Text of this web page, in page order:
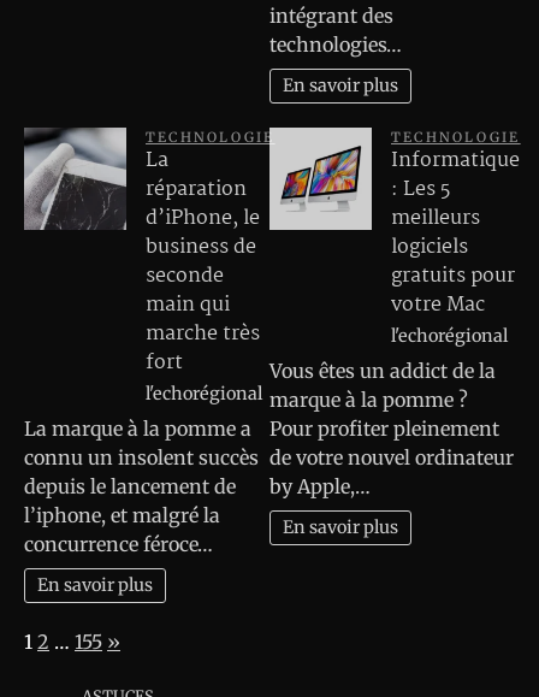
intégrant des
technologies…
En savoir plus
TECHNOLOGIE
La
réparation
d’iPhone, le
business de
seconde
main qui
marche très
fort
l'echorégional
La marque à la pomme a
connu un insolent succès
depuis le lancement de
l’iphone, et malgré la
concurrence féroce…
En savoir plus
TECHNOLOGIE
Informatique
: Les 5
meilleurs
logiciels
gratuits pour
votre Mac
l'echorégional
Vous êtes un addict de la
marque à la pomme ?
Pour profiter pleinement
de votre nouvel ordinateur
by Apple,…
En savoir plus
Page:
1 2 … 155 Next
»